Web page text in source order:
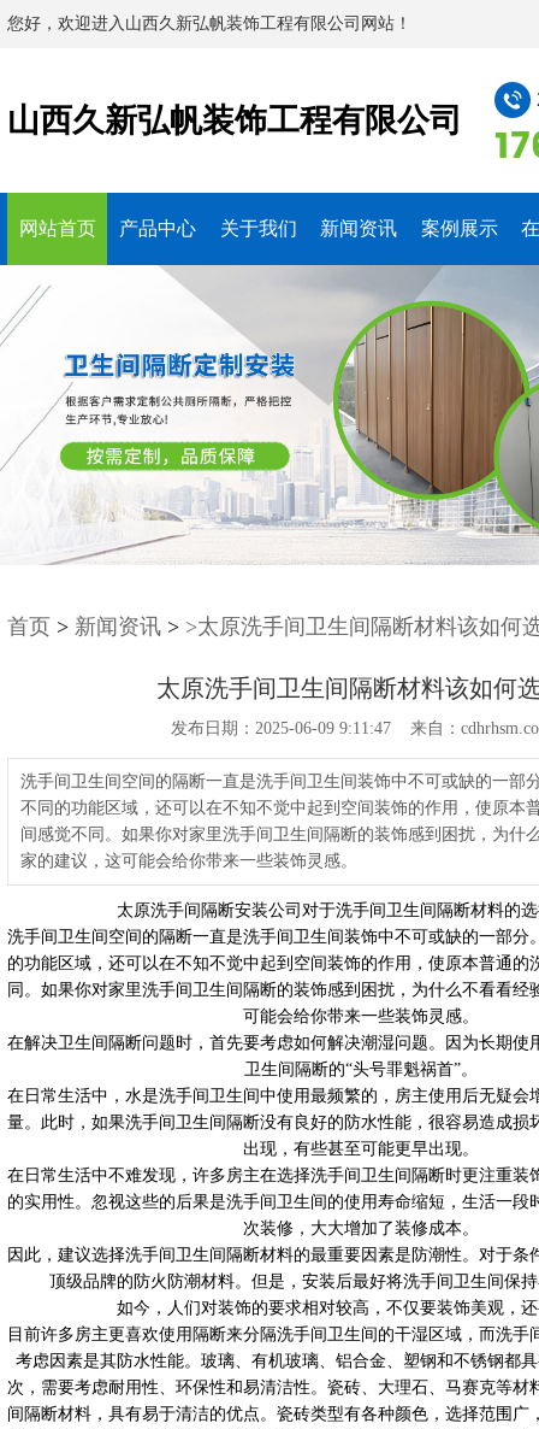
您好，欢迎进入山西久新弘帆装饰工程有限公司网站！
山西久新弘帆装饰工程有限公司
网站首页 产品中心 关于我们 新闻资讯 案例展示
首页 > 新闻资讯 > >太原洗手间卫生间隔断材料该如何
太原洗手间卫生间隔断材料该如何
发布日期：2025-06-09 9:11:47 来自：
洗手间卫生间空间的隔断一直是洗手间卫生间装饰中不可或缺的一部
不同的功能区域，还可以在不知不觉中起到空间装饰的作用，使原本
间感觉不同。如果你对家里洗手间卫生间隔断的装饰感到困扰，为什
家的建议，这可能会给你带来一些装饰灵感。
太原洗手间隔断安装公司对于洗手间卫生间隔断材料的
洗手间卫生间空间的隔断一直是洗手间卫生间装饰中不可或缺的一部分
的功能区域，还可以在不知不觉中起到空间装饰的作用，使原本普通的
同。如果你对家里洗手间卫生间隔断的装饰感到困扰，为什么不看看经
可能会给你带来一些装饰灵感。
在解决卫生间隔断问题时，首先要考虑如何解决潮湿问题。因为长期使
卫生间隔断的“头号罪魁祸首”。
在日常生活中，水是洗手间卫生间中使用最频繁的，房主使用后无疑会
量。此时，如果洗手间卫生间隔断没有良好的防水性能，很容易造成损
出现，有些甚至可能更早出现。
在日常生活中不难发现，许多房主在选择洗手间卫生间隔断时更注重装
的实用性。忽视这些的后果是洗手间卫生间的使用寿命缩短，生活一段
次装修，大大增加了装修成本。
因此，建议选择洗手间卫生间隔断材料的最重要因素是防潮性。对于条
顶级品牌的防火防潮材料。但是，安装后最好将洗手间卫生间保
如今，人们对装饰的要求相对较高，不仅要装饰美观，
目前许多房主更喜欢使用隔断来分隔洗手间卫生间的干湿区域，而洗手
考虑因素是其防水性能。玻璃、有机玻璃、铝合金、塑钢和不锈钢都
次，需要考虑耐用性、环保性和易清洁性。瓷砖、大理石、马赛克等材
间隔断材料，具有易于清洁的优点。瓷砖类型有各种颜色，选择范围广